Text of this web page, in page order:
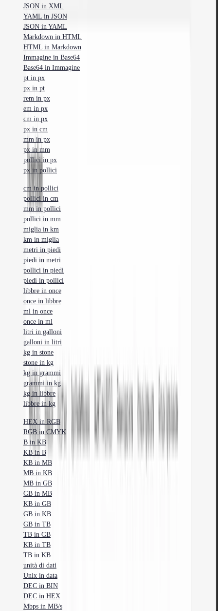
JSON in XML
YAML in JSON
JSON in YAML
Markdown in HTML
HTML in Markdown
Immagine in Base64
Base64 in Immagine
pt in px
px in pt
rem in px
em in px
cm in px
px in cm
mm in px
px in mm
pollici in px
px in pollici
cm in pollici
pollici in cm
mm in pollici
pollici in mm
miglia in km
km in miglia
metri in piedi
piedi in metri
pollici in piedi
piedi in pollici
libbre in once
once in libbre
ml in once
once in ml
litri in galloni
galloni in litri
kg in stone
stone in kg
kg in grammi
grammi in kg
kg in libbre
libbre in kg
HEX in RGB
RGB in CMYK
B in KB
KB in B
KB in MB
MB in KB
MB in GB
GB in MB
KB in GB
GB in KB
GB in TB
TB in GB
KB in TB
TB in KB
unità di dati
Unix in data
DEC in BIN
DEC in HEX
Mbps in MB/s